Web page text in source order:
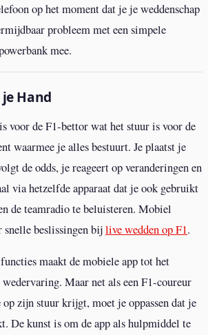
op het moment dat je je weddenschap
probleem met een simpele
mee.
Hand
voor de F1-bettor wat het stuur is voor de
waarmee je alles bestuurt. Je plaatst je
de odds, je reageert op veranderingen en
via hetzelfde apparaat dat je ook gebruikt
de teamradio te beluisteren. Mobiel
snelle beslissingen bijlive wedden op F1.
maakt de mobiele app tot het
Maar net als een F1-coureur
zijn stuur krijgt, moet je oppassen dat je
De kunst is om de app als hulpmiddel te